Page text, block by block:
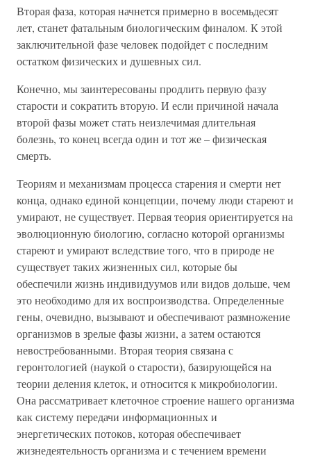
Вторая фаза, которая начнется примерно в восемьдесят
лет, станет фатальным биологическим финалом. К этой
заключительной фазе человек подойдет с последним
остатком физических и душевных сил.
Конечно, мы заинтересованы продлить первую фазу
старости и сократить вторую. И если причиной начала
второй фазы может стать неизлечимая длительная
болезнь, то конец всегда один и тот же – физическая
смерть.
Теориям и механизмам процесса старения и смерти нет
конца, однако единой концепции, почему люди стареют и
умирают, не существует. Первая теория ориентируется на
эволюционную биологию, согласно которой организмы
стареют и умирают вследствие того, что в природе не
существует таких жизненных сил, которые бы
обеспечили жизнь индивидуумов или видов дольше, чем
это необходимо для их воспроизводства. Определенные
гены, очевидно, вызывают и обеспечивают размножение
организмов в зрелые фазы жизни, а затем остаются
невостребованными. Вторая теория связана с
геронтологией (наукой о старости), базирующейся на
теории деления клеток, и относится к микробиологии.
Она рассматривает клеточное строение нашего организма
как систему передачи информационных и
энергетических потоков, которая обеспечивает
жизнедеятельность организма и с течением времени